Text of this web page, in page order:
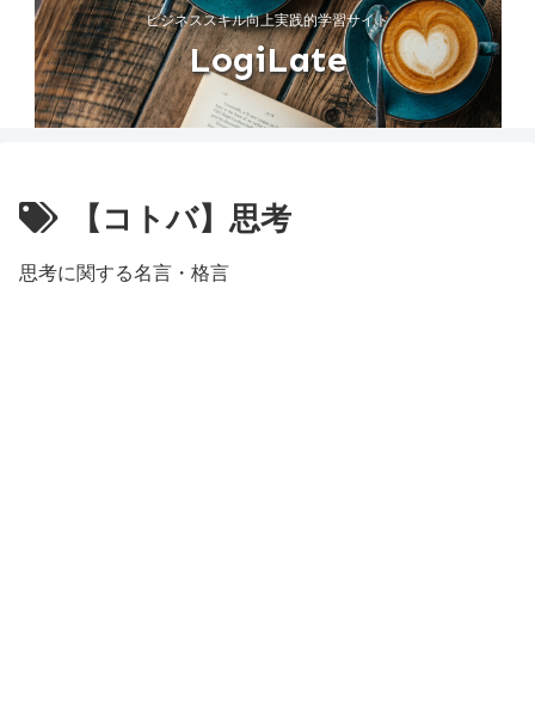
ビジネススキル向上実践的学習サイト
LogiLate
【コトバ】思考
思考に関する名言・格言